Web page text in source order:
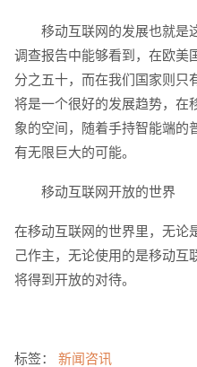
移动互联网的发展也就是
调查报告中能够看到，在欧美
分之五十，而在我们国家则只
将是一个很好的发展趋势，在
象的空间，随着手持智能端的
有无限巨大的可能。
移动互联网开放的世界
在移动互联网的世界里，无论
己作主，无论使用的是移动互
将得到开放的对待。
标签： 新闻咨讯
创意品牌型网
电商及系统平